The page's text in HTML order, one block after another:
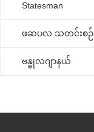
Statesman
ဖဆပလ သတင်းစဉ်
ဗန္ဓုလဂျာနယ်